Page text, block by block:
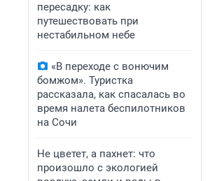
пересадку: как
путешествовать при
нестабильном небе
«В переходе с вонючим
бомжом». Туристка
рассказала, как спасалась во
время налета беспилотников
на Сочи
Не цветет, а пахнет: что
произошло с экологией